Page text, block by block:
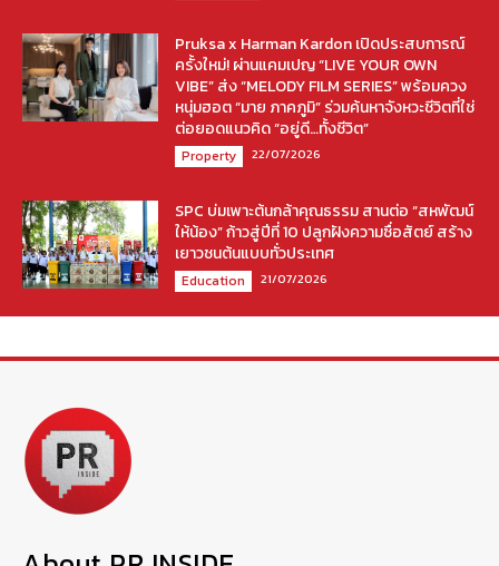
Pruksa x Harman Kardon เปิดประสบการณ์
ครั้งใหม่! ผ่านแคมเปญ “LIVE YOUR OWN
VIBE” ส่ง “MELODY FILM SERIES” พร้อมควง
หนุ่มฮอต “มาย ภาคภูมิ” ร่วมค้นหาจังหวะชีวิตที่ใช่
ต่อยอดแนวคิด “อยู่ดี…ทั้งชีวิต”
Property 22/07/2026
SPC บ่มเพาะต้นกล้าคุณธรรม สานต่อ “สหพัฒน์
ให้น้อง” ก้าวสู่ปีที่ 10 ปลูกฝังความซื่อสัตย์ สร้าง
เยาวชนต้นแบบทั่วประเทศ
Education 21/07/2026